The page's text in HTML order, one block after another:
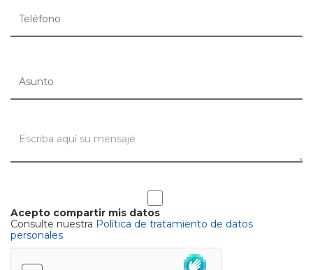
Acepto compartir mis datos
Consulte nuestra Política de tratamiento de datos
personales